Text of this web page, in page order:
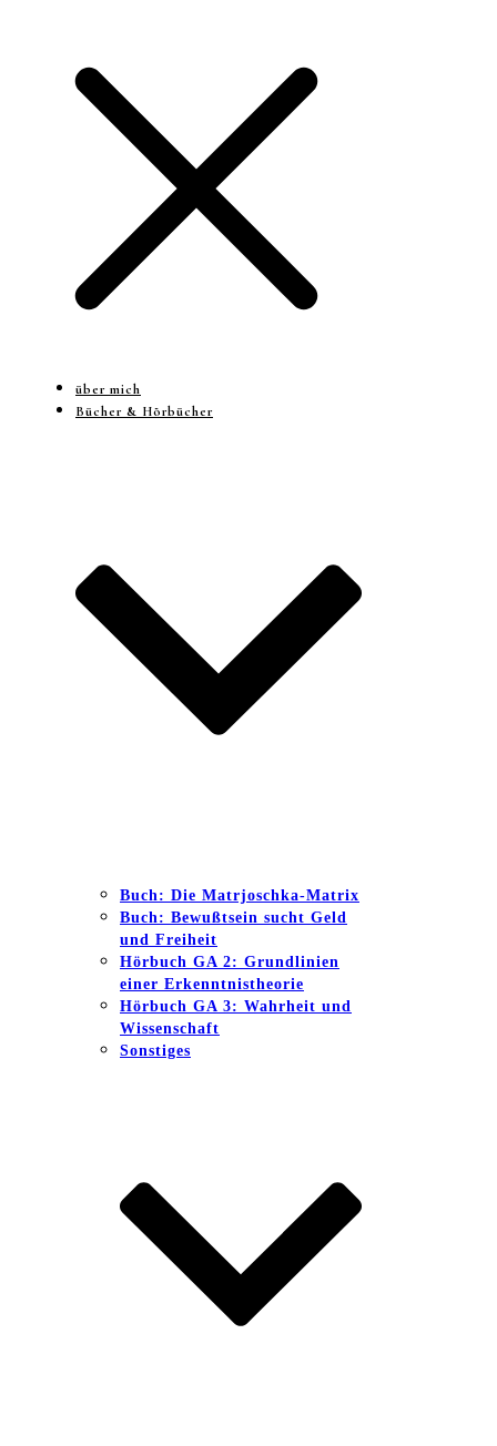
über mich
Bücher & Hörbücher
Buch: Die Matrjoschka-Matrix
Buch: Bewußtsein sucht Geld
und Freiheit
Hörbuch GA 2: Grundlinien
einer Erkenntnistheorie
Hörbuch GA 3: Wahrheit und
Wissenschaft
Sonstiges